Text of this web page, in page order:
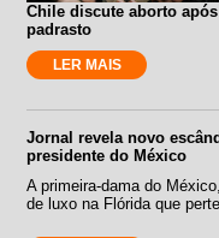
Chile discute aborto
padrasto
LER MAIS
Jornal revela novo
presidente do México
A primeira-dama do
de luxo na Flórida que